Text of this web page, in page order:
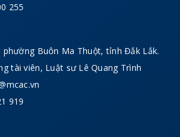
255
phường Buôn Ma Thuột, tỉnh Đắk Lắk.
tài viên, Luật sư Lê Quang Trình
919